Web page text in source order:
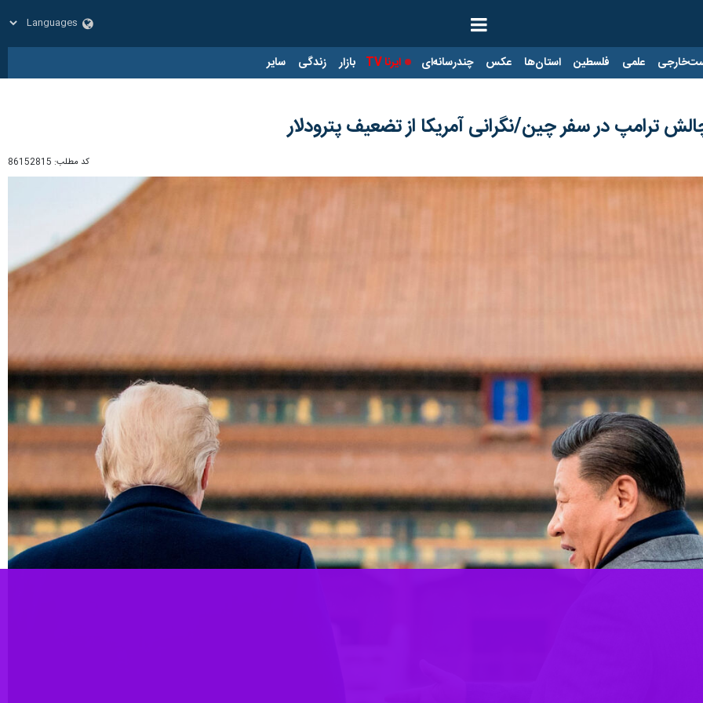
علمی فلسطین استان‌ها عکس چندرسانه‌ای ایرنا TV بازار زندگی سایر
ترامپ در سفر چین/نگرانی آمریکا از تضعیف پترودلار
کد مطلب: 86152815